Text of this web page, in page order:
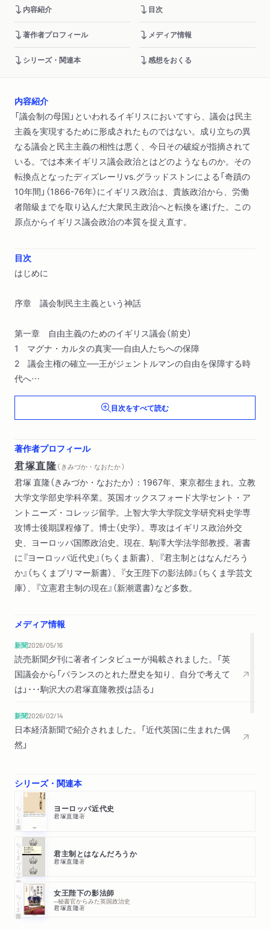
内容紹介 目次
著作者プロフィール メディア情報
シリーズ・関連本 感想をおくる
内容紹介
「議会制の母国」といわれるイギリスにおいてすら、議会は民主
主義を実現するために形成されたものではない。成り立ちの異
なる議会と民主主義の相性は悪く、今日その破綻が指摘されて
いる。では本来イギリス議会政治とはどのようなものか。その
転換点となったディズレーリvs.グラッドストンによる「奇蹟の
10年間」（1866-76年）にイギリス政治は、貴族政治から、労働
者階級までを取り込んだ大衆民主政治へと転換を遂げた。この
原点からイギリス議会政治の本質を捉え直す。
目次
はじめに
序章 議会制民主主義という神話
第一章 自由主義のためのイギリス議会（前史）
1 マグナ・カルタの真実──自由人たちへの保障
2 議会主権の確立──王がジェントルマンの自由を保障する時
代へ
3 貴族政治と改革の時代──ジェントルマンが国民に自由を保
1 ジェントルマンが支配し続ける庶民院
2 大衆の政治参加へ
第三章 議会政治の転換期 第二幕──保守党と自由党
1 保守党のあゆみ──大分裂から統合へ
2 自由党のあゆみ──政党の修辞化と組織化
第四章 議会政治の転換期 第三幕──ディズレーリとグラッド
ストン
1 ディズレーリのあゆみ──脂まみれのポールをよじ登った男
3 「奇蹟の一〇年間」──ディズレーリとグラッドストンの対峙
5 トーリ・デモクラシーとグラッドストン自由主義──その真
実
第五章 大衆民主政治の到来と議会政治の衰退
1 政党の大衆化と世論の形成
2 議会政治と国民との乖離──ブレグジットへの道
おわりに
目次をすべて読む
著作者プロフィール
君塚直隆（ きみづか・なおたか ）
君塚 直隆（きみづか・なおたか）：1967年、東京都生まれ。立教
大学文学部史学科卒業。英国オックスフォード大学セント・ア
ントニーズ・コレッジ留学。上智大学大学院文学研究科史学専
攻博士後期課程修了。博士（史学）。専攻はイギリス政治外交
史、ヨーロッパ国際政治史。現在、駒澤大学法学部教授。著書
に『ヨーロッパ近代史』（ちくま新書）、『君主制とはなんだろう
か』（ちくまプリマー新書）、『女王陛下の影法師』（ちくま学芸文
庫）、『立憲君主制の現在』（新潮選書）など多数。
メディア情報
新聞2026/05/16
読売新聞夕刊に著者インタビューが掲載されました。「英
国議会から「バランスのとれた歴史を知り、自分で考えて
は」･･･駒沢大の君塚直隆教授は語る」
新聞2026/02/14
日本経済新聞で紹介されました。「近代英国に生まれた偶
然」
「AERA」1月19日号「アエラ読書部」で紹介されました。（評者：
苅部直さん）
シリーズ・関連本
ちくま新書 ヨーロッパ近代史
君塚直隆著
ちくまプリマー新書 君主制とはなんだろうか
君塚直隆著
ちくま学芸文庫 女王陛下の影法師
─秘書官からみた英国政治史
君塚直隆著